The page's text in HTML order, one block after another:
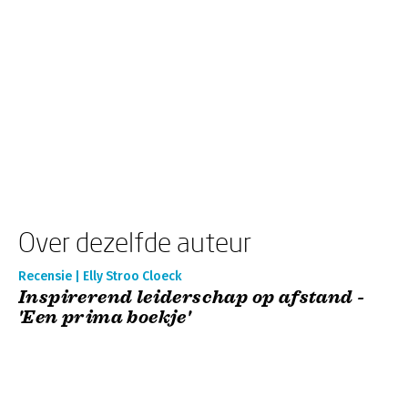
Over dezelfde auteur
Recensie | Elly Stroo Cloeck
Inspirerend leiderschap op afstand -
'Een prima boekje'